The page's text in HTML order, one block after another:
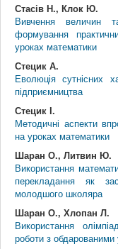
Стасів Н., Клок Ю.
Вивчення величин
формування
уроках математики
Стецик А.
Еволюція сутнісних
підприємництва
Стецик І.
Методичні аспекти
на уроках математики
Шаран О., Литвин Ю.
Використання
перекладання як
молодшого школяра
Шаран О., Хлопан Л.
Використання
роботи з обдарованими